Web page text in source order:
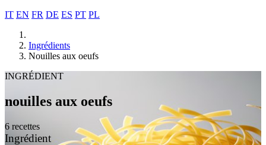
IT EN FR DE ES PT PL
Ingrédients
Nouilles aux oeufs
INGRÉDIENT
nouilles aux oeufs
6 recettes
Ingrédient